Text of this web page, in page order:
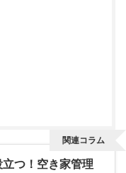
つ！空き家管理
関連コラム